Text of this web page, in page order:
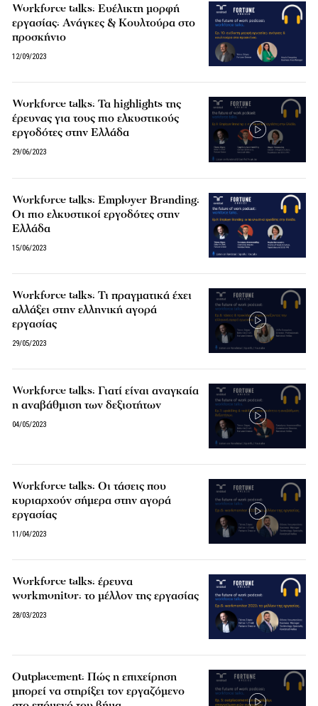
Workforce talks: Ευέλικτη μορφή
εργασίας: Ανάγκες & Κουλτούρα στο
προσκήνιο
12/09/2023
Workforce talks: Τα highlights της
έρευνας για τους πιο ελκυστικούς
εργοδότες στην Ελλάδα
29/06/2023
Workforce talks: Employer Branding:
Οι πιο ελκυστικοί εργοδότες στην
Ελλάδα
15/06/2023
Workforce talks: Τι πραγματικά έχει
αλλάξει στην ελληνική αγορά
εργασίας
29/05/2023
Workforce talks: Γιατί είναι αναγκαία
η αναβάθμιση των δεξιοτήτων
04/05/2023
Workforce talks: Οι τάσεις που
κυριαρχούν σήμερα στην αγορά
εργασίας
11/04/2023
Workforce talks: έρευνα
workmonitor: το μέλλον της εργασίας
28/03/2023
Outplacement: Πώς η επιχείρηση
μπορεί να στηρίξει τον εργαζόμενο